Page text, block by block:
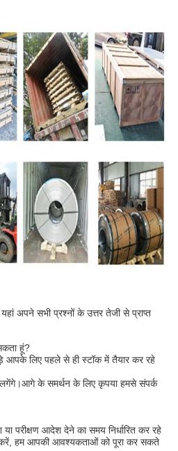
अपने सभी प्रश्नों के उत्तर तेजी से प्राप्त
हूं?
लिए पहले से ही स्टॉक में तैयार कर रहे
के समर्थन के लिए कृपया हमसे संपर्क
परीक्षण आदेश देने का समय निर्धारित कर रहे
हम आपकी आवश्यकताओं को पूरा कर सकते